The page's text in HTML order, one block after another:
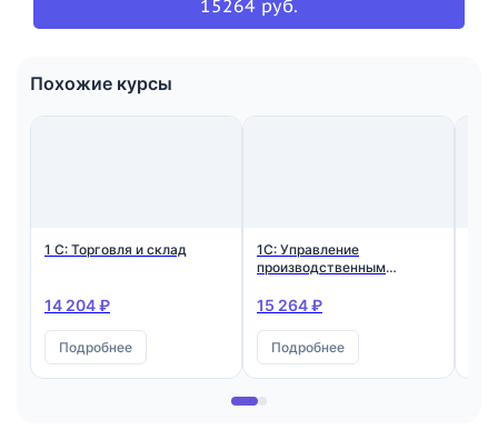
15264 руб.
Похожие курсы
1 С: Торговля и склад
14 204 ₽
Подробнее
1C: Управление
производственным
15 264 ₽
Подробнее